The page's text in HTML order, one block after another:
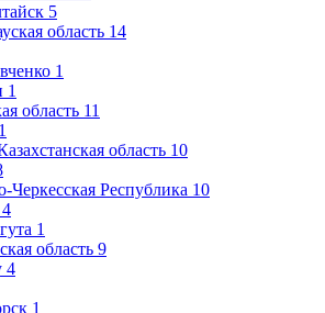
5
область 14
1
1
область 11
область 10
Черкесская Республика 10
4
1
область 9
4
1